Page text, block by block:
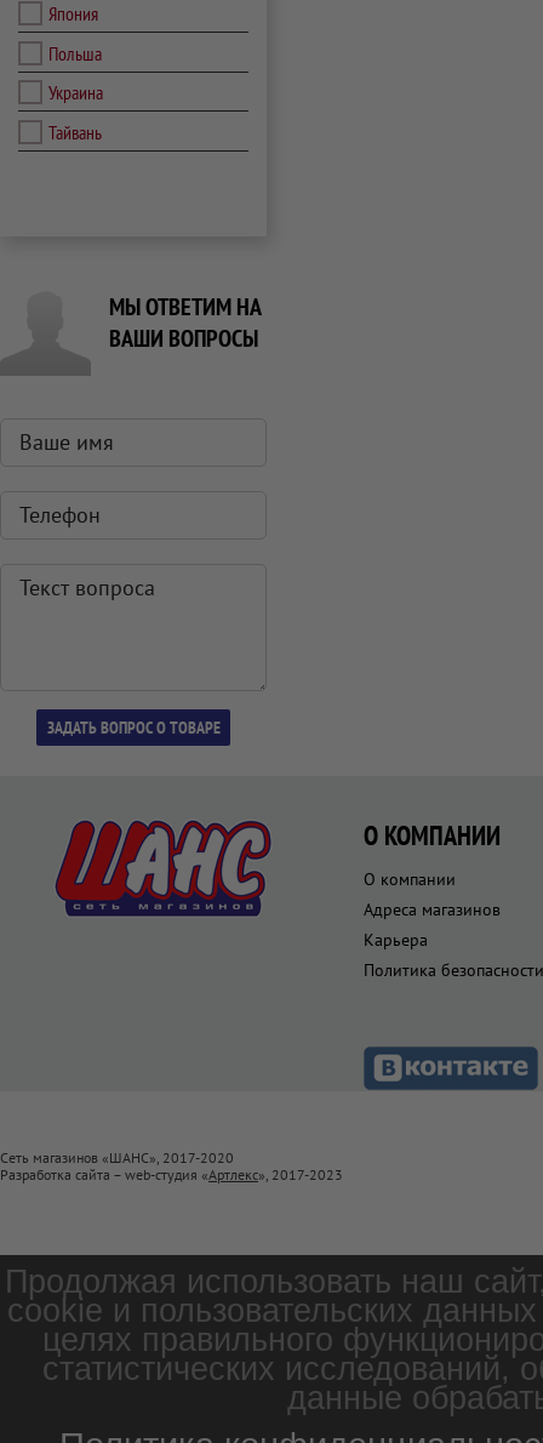
Япония
Польша
Украина
Тайвань
МЫ ОТВЕТИМ НА
ВАШИ ВОПРОСЫ
О КОМПАНИИ
О компании
Адреса магазинов
Карьера
Политика безопасности
Сеть магазинов «ШАНС», 2017-2020
Разработка сайта – web-студия «Артлекс», 2017-2023
Продолжая использовать наш
cookie и пользовательских
целях правильного
статистических
данные